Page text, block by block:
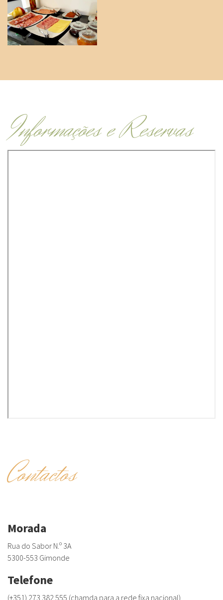
Informações e Reservas
Contactos
Morada
Rua do Sabor N.º 3A
5300-553 Gimonde
Telefone
(+351) 273 382 555 (chamda para a rede fixa nacional)